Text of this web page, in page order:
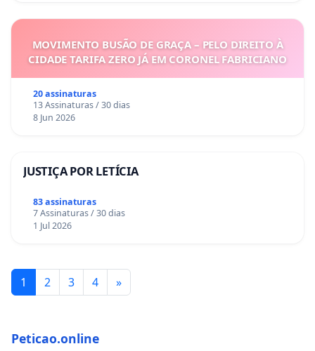
MOVIMENTO BUSÃO DE GRAÇA – PELO DIREITO À
CIDADE TARIFA ZERO JÁ EM CORONEL FABRICIANO
20 assinaturas
13 Assinaturas / 30 dias
8 Jun 2026
JUSTIÇA POR LETÍCIA
83 assinaturas
7 Assinaturas / 30 dias
1 Jul 2026
1 2 3 4 »
Peticao.online